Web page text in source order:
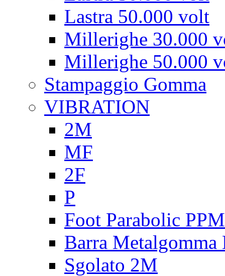
Lastra 50.000 volt
Millerighe 30.000
Millerighe 50.000
Stampaggio Gomma
VIBRATION
2M
MF
2F
P
Foot Parabolic PPM
Barra Metalgomma
Sgolato 2M